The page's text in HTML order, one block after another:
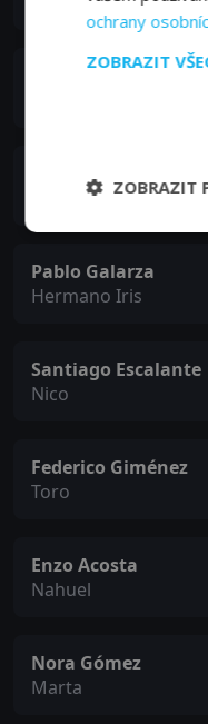
Leonardo Espíndola
Facundo Ledesma
Pablo Galarza
Hermano Iris
Santiago Escalante
Nico
Federico Giménez
Toro
Enzo Acosta
Nahuel
Nora Gómez
Marta
ochrany
ZOBRAZIT
ZOBRAZIT